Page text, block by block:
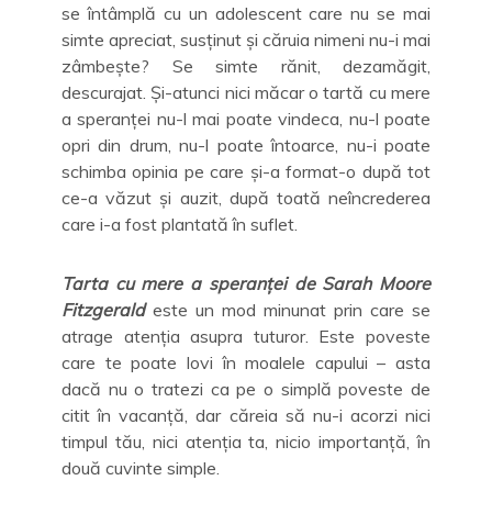
se întâmplă cu un adolescent care nu se mai
simte apreciat, susținut și căruia nimeni nu-i mai
zâmbește? Se simte rănit, dezamăgit,
descurajat. Și-atunci nici măcar o tartă cu mere
a speranței nu-l mai poate vindeca, nu-l poate
opri din drum, nu-l poate întoarce, nu-i poate
schimba opinia pe care și-a format-o după tot
ce-a văzut și auzit, după toată neîncrederea
care i-a fost plantată în suflet.
Tarta cu mere a speranței de Sarah Moore
Fitzgeraldeste un mod minunat prin care se
atrage atenția asupra tuturor. Este poveste
care te poate lovi în moalele capului – asta
dacă nu o tratezi ca pe o simplă poveste de
citit în vacanță, dar căreia să nu-i acorzi nici
timpul tău, nici atenția ta, nicio importanță, în
două cuvinte simple.